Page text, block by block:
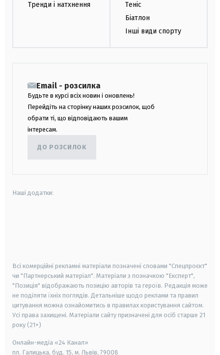
Тренди і натхнення
Теніс
Біатлон
Інші види спорту
Email - розсилка
Будьте в курсі всіх новин і оновлень!
Перейдіть на сторінку наших розсилок, щоб
обрати ті, що відповідають вашим
інтересам.
ДО РОЗСИЛОК
Наші додатки:
Всі комерційні рекламні матеріали позначені словами "Спецпроєкт"
чи "Партнерський матеріал". Матеріали з позначкою "Експерт",
"Позиція" відображають позицію авторів та героїв. Редакція може
не поділяти їхніх поглядів. Детальніше щодо реклами та правил
цитування можна ознайомитись в правилах користування сайтом.
Усі права захищені. Матеріали сайту призначені для осіб старше 21
року (21+)
Онлайн-медіа «24 Канал»
пл. Галицька, буд. 15, м. Львів, 79008